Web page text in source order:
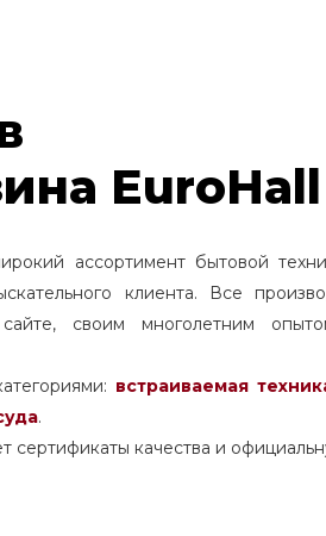
EuroHall
ассортимент бытовой
клиента. Все
своим многолетним
встраиваемая
.
сертификаты качества и